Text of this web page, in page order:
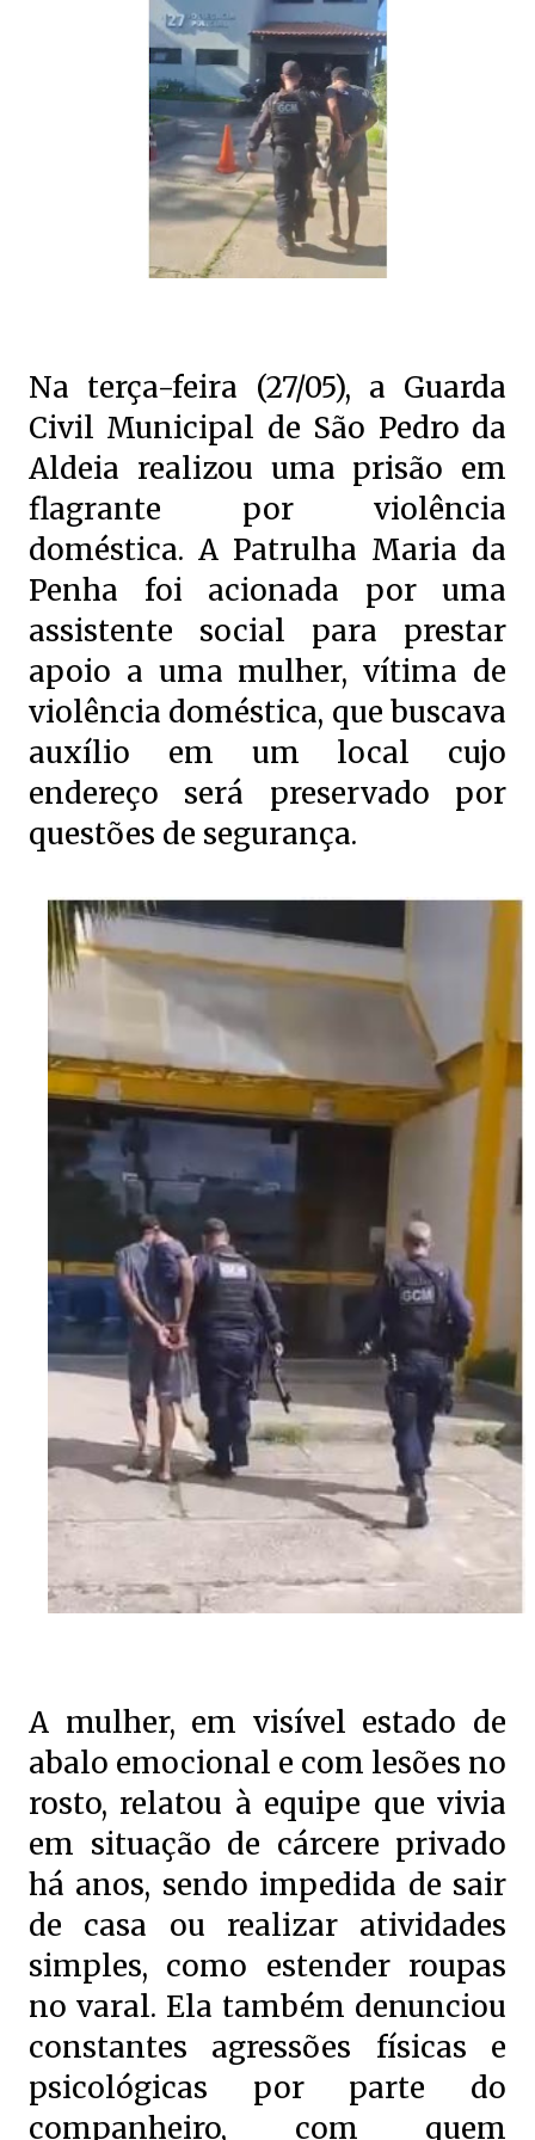
Na terça-feira (27/05), a Guarda
Civil Municipal de São Pedro da
Aldeia realizou uma prisão em
flagrante por violência
doméstica. A Patrulha Maria da
Penha foi acionada por uma
assistente social para prestar
apoio a uma mulher, vítima de
violência doméstica, que buscava
auxílio em um local cujo
endereço será preservado por
questões de segurança.
A mulher, em visível estado de
abalo emocional e com lesões no
rosto, relatou à equipe que vivia
em situação de cárcere privado
há anos, sendo impedida de sair
de casa ou realizar atividades
simples, como estender roupas
no varal. Ela também denunciou
constantes agressões físicas e
psicológicas por parte do
companheiro, com quem